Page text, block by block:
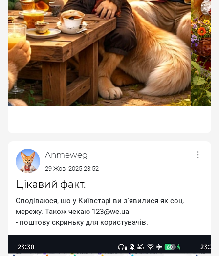
Anmeweg
29 Жов. 2025 23:52
Цікавий факт.
Сподіваюся, що у Київстарі ви з'явилися як соц.
мережу. Також чекаю 123@we.ua
- поштову скриньку для користувачів.